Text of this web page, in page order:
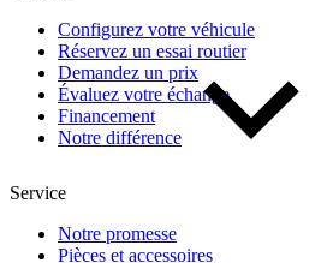
Configurez votre véhicule
Réservez un essai routier
Demandez un prix
Évaluez votre échange
Financement
Notre différence
Service
Notre promesse
Pièces et accessoires